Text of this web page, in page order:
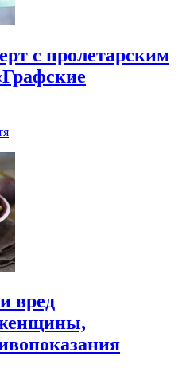
с пролетарским
вред